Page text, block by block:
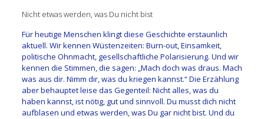
Nicht etwas werden, was Du nicht bist
Für heutige Menschen klingt diese Geschichte erstaunlich
aktuell. Wir kennen Wüstenzeiten: Burn-out, Einsamkeit,
politische Ohnmacht, gesellschaftliche Polarisierung. Und wir
kennen die Stimmen, die sagen: „Mach doch was draus. Mach
was aus dir. Nimm dir, was du kriegen kannst.“ Die Erzählung
aber behauptet leise das Gegenteil: Nicht alles, was du
haben kannst, ist nötig, gut und sinnvoll. Du musst dich nicht
aufblasen und etwas werden, was Du gar nicht bist. Und du